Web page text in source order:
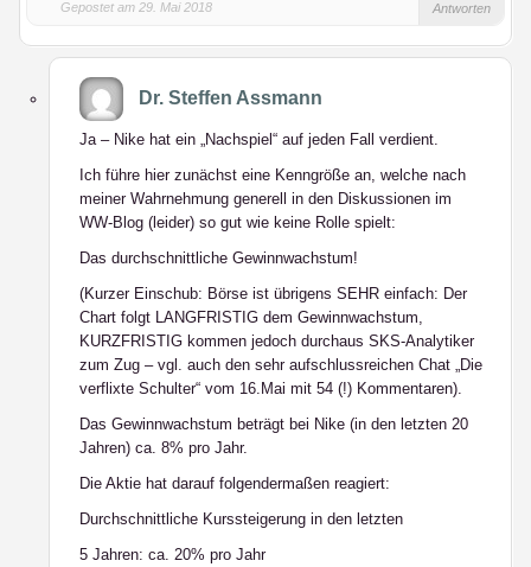
Gepostet am 29. Mai 2018 Antworten
Dr. Steffen Assmann
Ja – Nike hat ein „Nachspiel“ auf jeden Fall verdient.
Ich führe hier zunächst eine Kenngröße an, welche nach
meiner Wahrnehmung generell in den Diskussionen im
WW-Blog (leider) so gut wie keine Rolle spielt:
Das durchschnittliche Gewinnwachstum!
(Kurzer Einschub: Börse ist übrigens SEHR einfach: Der
Chart folgt LANGFRISTIG dem Gewinnwachstum,
KURZFRISTIG kommen jedoch durchaus SKS-Analytiker
zum Zug – vgl. auch den sehr aufschlussreichen Chat „Die
verflixte Schulter“ vom 16.Mai mit 54 (!) Kommentaren).
Das Gewinnwachstum beträgt bei Nike (in den letzten 20
Jahren) ca. 8% pro Jahr.
Die Aktie hat darauf folgendermaßen reagiert:
Durchschnittliche Kurssteigerung in den letzten
5 Jahren: ca. 20% pro Jahr